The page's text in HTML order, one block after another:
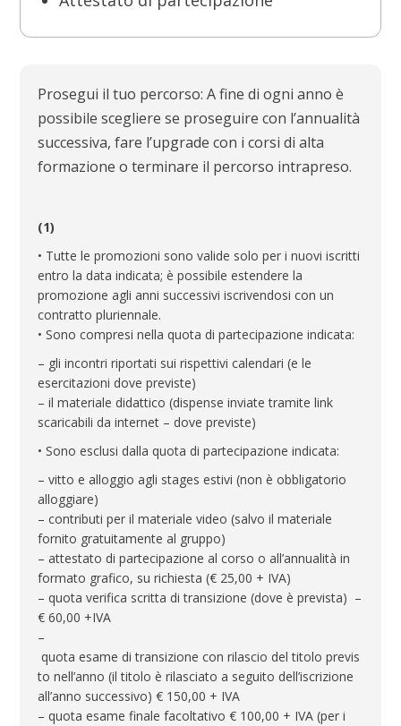
Prosegui il tuo percorso: A fine di ogni anno è
possibile scegliere se proseguire con l’annualità
successiva, fare l’upgrade con i corsi di alta
formazione o terminare il percorso intrapreso.
(1)
• Tutte le promozioni sono valide solo per i nuovi iscritti
entro la data indicata; è possibile estendere la
promozione agli anni successivi iscrivendosi con un
contratto pluriennale.
• Sono compresi nella quota di partecipazione indicata:
– gli incontri riportati sui rispettivi calendari (e le
esercitazioni dove previste)
– il materiale didattico (dispense inviate tramite link
scaricabili da internet – dove previste)
• Sono esclusi dalla quota di partecipazione indicata:
– vitto e alloggio agli stages estivi (non è obbligatorio
alloggiare)
– contributi per il materiale video (salvo il materiale
fornito gratuitamente al gruppo)
– attestato di partecipazione al corso o all’annualità in
formato grafico, su richiesta (€ 25,00 + IVA)
– quota verifica scritta di transizione (dove è prevista) –
€ 60,00 +IVA
–
quota esame di transizione con rilascio del titolo previs
to nell’anno (il titolo è rilasciato a seguito dell’iscrizione
all’anno successivo) € 150,00 + IVA
– quota esame finale facoltativo € 100,00 + IVA (per i